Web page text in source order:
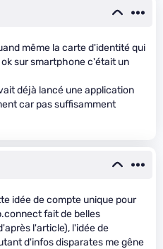
même la carte d'identité qui
sur smartphone c'était un
déjà lancé une application
car pas suffisamment
idée de compte unique pour
fait de belles
l'article), l'idée de
d'infos disparates me gêne